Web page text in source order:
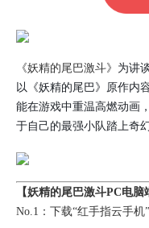
《妖精的尾巴激斗》 为讲
以《妖精的尾巴》原作内
能在游戏中重温高燃动画
于自己的最强小队踏上奇
【妖精的尾巴激斗PC电脑
No.1：下载“红手指云手机